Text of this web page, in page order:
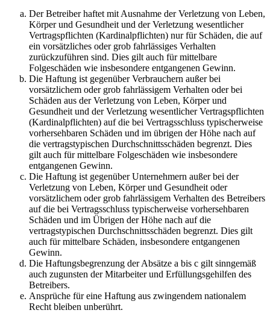
Der Betreiber haftet mit Ausnahme der Verletzung von Leben,
Körper und Gesundheit und der Verletzung wesentlicher
Vertragspflichten (Kardinalpflichten) nur für Schäden, die auf
ein vorsätzliches oder grob fahrlässiges Verhalten
zurückzuführen sind. Dies gilt auch für mittelbare
Folgeschäden wie insbesondere entgangenen Gewinn.
Die Haftung ist gegenüber Verbrauchern außer bei
vorsätzlichem oder grob fahrlässigem Verhalten oder bei
Schäden aus der Verletzung von Leben, Körper und
Gesundheit und der Verletzung wesentlicher Vertragspflichten
(Kardinalpflichten) auf die bei Vertragsschluss typischerweise
vorhersehbaren Schäden und im übrigen der Höhe nach auf
die vertragstypischen Durchschnittsschäden begrenzt. Dies
gilt auch für mittelbare Folgeschäden wie insbesondere
entgangenen Gewinn.
Die Haftung ist gegenüber Unternehmern außer bei der
Verletzung von Leben, Körper und Gesundheit oder
vorsätzlichem oder grob fahrlässigem Verhalten des Betreibers
auf die bei Vertragsschluss typischerweise vorhersehbaren
Schäden und im Übrigen der Höhe nach auf die
vertragstypischen Durchschnittsschäden begrenzt. Dies gilt
auch für mittelbare Schäden, insbesondere entgangenen
Gewinn.
Die Haftungsbegrenzung der Absätze a bis c gilt sinngemäß
auch zugunsten der Mitarbeiter und Erfüllungsgehilfen des
Betreibers.
Ansprüche für eine Haftung aus zwingendem nationalem
Recht bleiben unberührt.